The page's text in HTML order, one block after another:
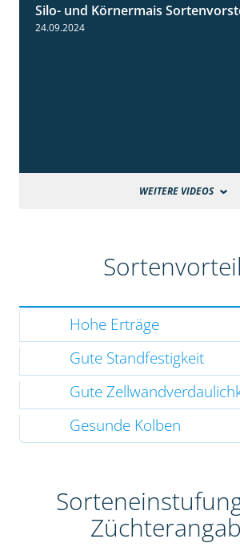
Silo- und Körnermais
24.09.2024
WEITERE VIDEOS
Hohe Erträge
Gute Standfestigkeit
Gute
Gesunde Kolben